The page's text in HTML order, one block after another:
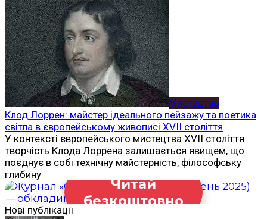
Мистецтво
Клод Лоррен: майстер ідеального пейзажу та поетика
світла в європейському живописі XVII століття
У контексті європейського мистецтва XVII століття
творчість Клода Лоррена залишається явищем, що
поєднує в собі технічну майстерність, філософську
глибину
Читай
безкоштовно
Нові публікації